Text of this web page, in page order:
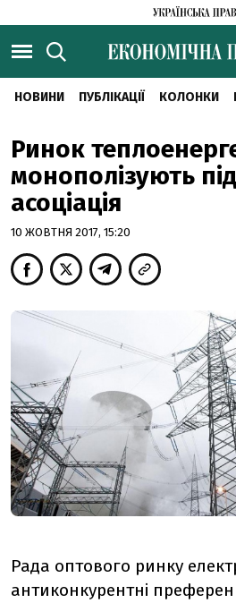
НОВИНИ ПУБЛІКАЦІЇ КОЛОНКИ
Ринок
монополізують
асоціація
10 ЖОВТНЯ 2017, 15:20
Рада оптового ринку
антиконкурентні